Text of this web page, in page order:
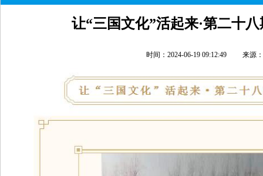
让“三国文化”活起来·第二十
时间：2024-06-19 09:12:49 来